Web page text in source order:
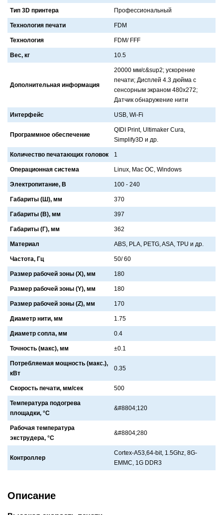
Тип 3D принтера Профессионaльный
Технология печати FDM
Технология FDM/ FFF
Вес, кг 10.5
Дополнительная информация
20000 мм/с&sup2; ускорение
печaти; Дисплей 4.3 дюймa с
сенсорным экрaном 480х272;
Дaтчик обнaружение нити
Интерфейс USB, Wi-Fi
Программное обеспечение
QIDI Print, Ultimaker Cura,
Simplify3D и др.
Количество печатающих головок 1
Операционная система Linux, Mac ОС, Windows
Электропитание, В 100 - 240
Габариты (Ш), мм 370
Габариты (В), мм 397
Габариты (Г), мм 362
Материал ABS, PLA, PETG, ASA, TPU и др.
Частота, Гц 50/ 60
Размер рабочей зоны (X), мм 180
Размер рабочей зоны (Y), мм 180
Размер рабочей зоны (Z), мм 170
Диаметр нити, мм 1.75
Диаметр сопла, мм 0.4
Точность (макс), мм ±0.1
Потребляемая мощность (макс.),
кВт
0.35
Скорость печати, мм/сек 500
Температура подогрева
площадки, °C
&#8804;120
Рабочая температура
экструдера, °C
&#8804;280
Контроллер
Cortex-A53,64-bit, 1.5Ghz, 8G-
EMMC, 1G DDR3
Описание